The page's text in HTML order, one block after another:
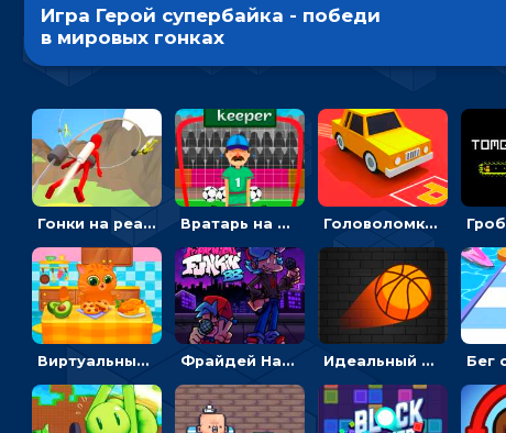
Игра Герой супербайка - победи
в мировых гонках
Гонки на реактивном ранце: избегать преград, чтобы лететь к финишу Вратарь на футбольном поле: тапай, чтобы отбивать мячи в воротах ногами и руками - спортивные Головоломка Парк-стоянка: рисовать линии, чтобы парковать машины
Виртуальный питомец: ухаживать, кормить, купать рыжего кота Фрайдей Найт Фанкин - Большой брат 4: кликать на стрелки, чтобы играть музыку Идеальный данк: направлять пунктир в корзину и попадать мячом